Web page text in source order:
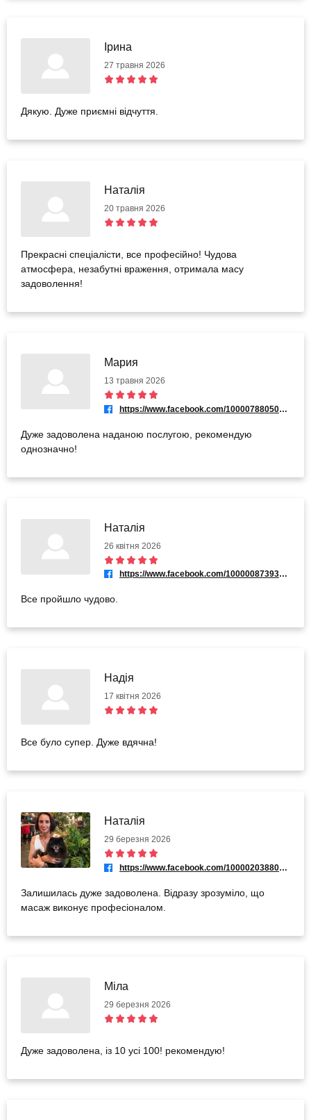
Ірина
27 травня 2026
Дякую. Дуже приємні відчуття.
Наталія
20 травня 2026
Прекрасні спеціалісти, все професійно! Чудова
атмосфера, незабутні враження, отримала масу
задоволення!
Мария
13 травня 2026
https://www.facebook.com/100007880509270
Дуже задоволена наданою послугою, рекомендую
однозначно!
Наталія
26 квітня 2026
https://www.facebook.com/100000873938967
Все пройшло чудово.
Надія
17 квітня 2026
Все було супер. Дуже вдячна!
Наталія
29 березня 2026
https://www.facebook.com/100002038808898
Залишилась дуже задоволена. Відразу зрозуміло, що
масаж виконує професіоналом.
Міла
29 березня 2026
Дуже задоволена, із 10 усі 100! рекомендую!